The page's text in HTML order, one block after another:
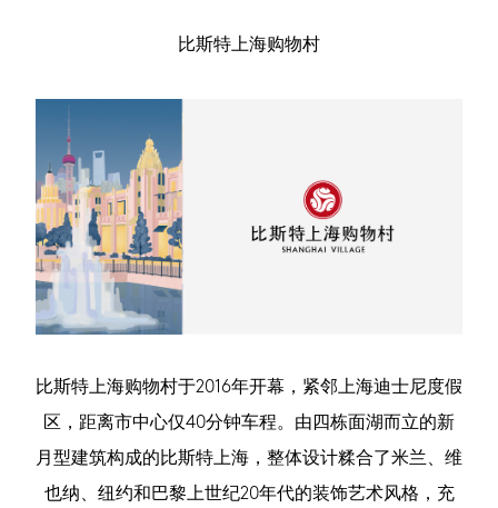
比斯特上海购物村
比斯特上海购物村于2016年开幕，紧邻上海迪士尼度假
区，距离市中心仅40分钟车程。由四栋面湖而立的新
月型建筑构成的比斯特上海，整体设计糅合了米兰、维
也纳、纽约和巴黎上世纪20年代的装饰艺术风格，充